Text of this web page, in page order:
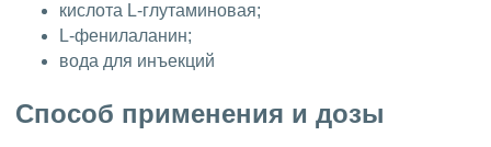
кислота L-глутаминовая;
L-фенилаланин;
вода для инъекций
Способ применения и дозы